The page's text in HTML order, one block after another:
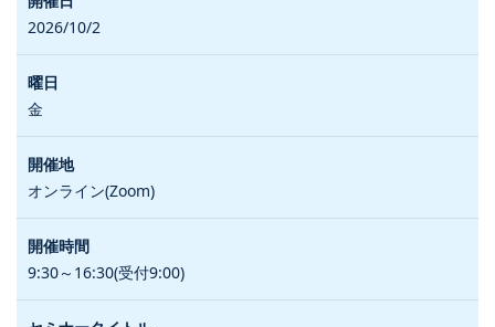
2026/10/2
金
オンライン(Zoom)
9:30～16:30(受付9:00)